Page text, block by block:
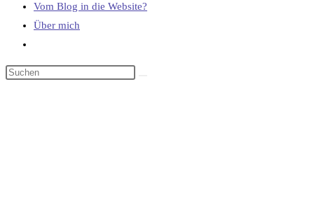
Vom Blog in die Website?
Über mich
umschalten